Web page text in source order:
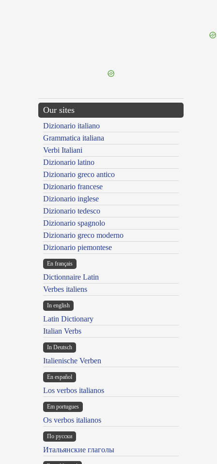
Our sites
Dizionario italiano
Grammatica italiana
Verbi Italiani
Dizionario latino
Dizionario greco antico
Dizionario francese
Dizionario inglese
Dizionario tedesco
Dizionario spagnolo
Dizionario greco moderno
Dizionario piemontese
En français
Dictionnaire Latin
Verbes italiens
In english
Latin Dictionary
Italian Verbs
In Deutsch
Italienische Verben
En español
Los verbos italianos
Em portugues
Os verbos italianos
По русски
Итальянские глаголы